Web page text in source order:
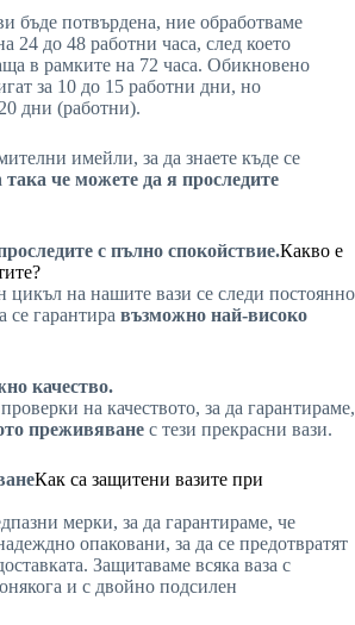
бъде потвърдена, ние обработваме
24 до 48 работни часа, след което
в рамките на 72 часа. Обикновено
за 10 до 15 работни дни, но
дни (работни).
имейли, за да знаете къде се
така че можете да я проследите
с пълно спокойствие.Какво е
цикъл на нашите вази се следи постоянно
се гарантира възможно най-високо
качество.
на качеството, за да гарантираме,
преживяване с тези прекрасни вази.
Как са защитени вазите при
мерки, за да гарантираме, че
опаковани, за да се предотвратят
Защитаваме всяка ваза с
и с двойно подсилен